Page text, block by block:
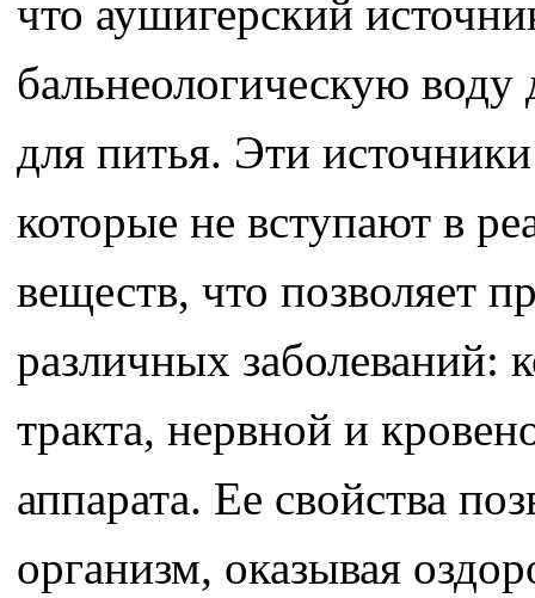
что аушигерский
бальнеологическую
для питья. Эти
которые не вступают в
веществ, что позволяет
различных
тракта, нервной и
аппарата. Ее свойства
организм, оказывая